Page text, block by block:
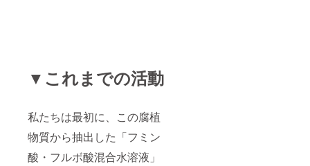
▼これまでの活動
私たちは最初に、この腐植
物質から抽出した「フミン
酸・フルボ酸混合水溶液」